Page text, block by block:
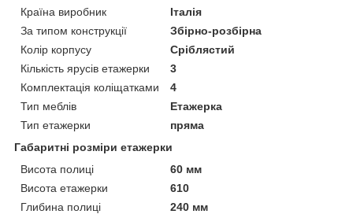
Країна виробник
Італія
За типом конструкції
Збірно-розбірна
Колір корпусу
Сріблястий
Кількість ярусів етажерки
3
Комплектація коліщатками
4
Тип меблів
Етажерка
Тип етажерки
пряма
Габаритні розміри етажерки
Висота полиці
60 мм
Висота етажерки
610
Глибина полиці
240 мм